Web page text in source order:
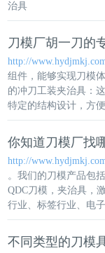
治具
刀模厂胡一刀的
http://
组件，能够实现刀模
的冲刀工装夹治具 ：
特定的结构设计，方
你知道刀模厂找
http://
。我们的刀模产品包
QDC刀模，夹治具 ，
行业、标签行业、电
不同类型的刀模